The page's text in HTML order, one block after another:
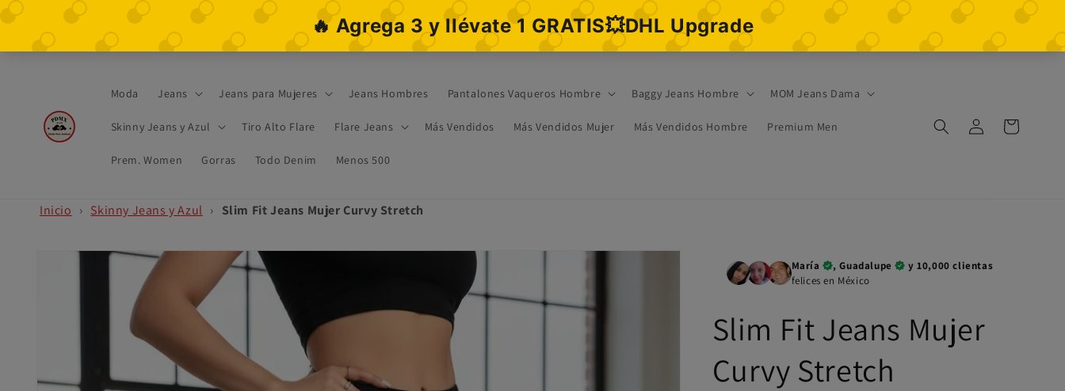
Ir
directamente
al contenido
Moda Jeans Jeans para Mujeres Jeans Hombres Pantalones Vaqueros Hombre Baggy Jeans Hombre MOM Jeans Dama
Skinny Jeans y Azul Tiro Alto Flare Flare Jeans Más Vendidos Más Vendidos Mujer Más Vendidos Hombre Premium Men
Prem. Women Gorras Todo Denim Menos 500
Iniciar
sesión
Carrito
Inicio › Skinny Jeans y Azul › Slim Fit Jeans Mujer Curvy Stretch
directamente
María , Guadalupe
y 10,000 clientas
felices en México
Slim Fit Jeans Mujer
Curvy Stretch